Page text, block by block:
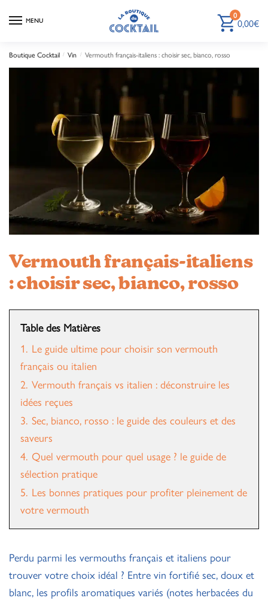
MENU 0
0,00€
Boutique Cocktail / Vin / Vermouth français-italiens : choisir sec, bianco, rosso
Vermouth français-italiens
: choisir sec, bianco, rosso
Table des Matières
1. Le guide ultime pour choisir son vermouth
français ou italien
2. Vermouth français vs italien : déconstruire les
idées reçues
3. Sec, bianco, rosso : le guide des couleurs et des
saveurs
4. Quel vermouth pour quel usage ? le guide de
sélection pratique
5. Les bonnes pratiques pour profiter pleinement de
votre vermouth
Perdu parmi les vermouths français et italiens pour
trouver votre choix idéal ? Entre vin fortifié sec, doux et
blanc, les profils aromatiques variés (notes herbacées du